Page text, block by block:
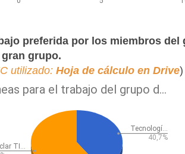
preferida por los miembros del
grupo.
utilizado: Hoja de cálculo en Drive)